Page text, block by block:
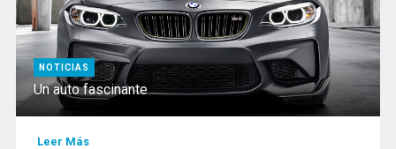
NOTICIAS
Un auto fascinante
Leer Más